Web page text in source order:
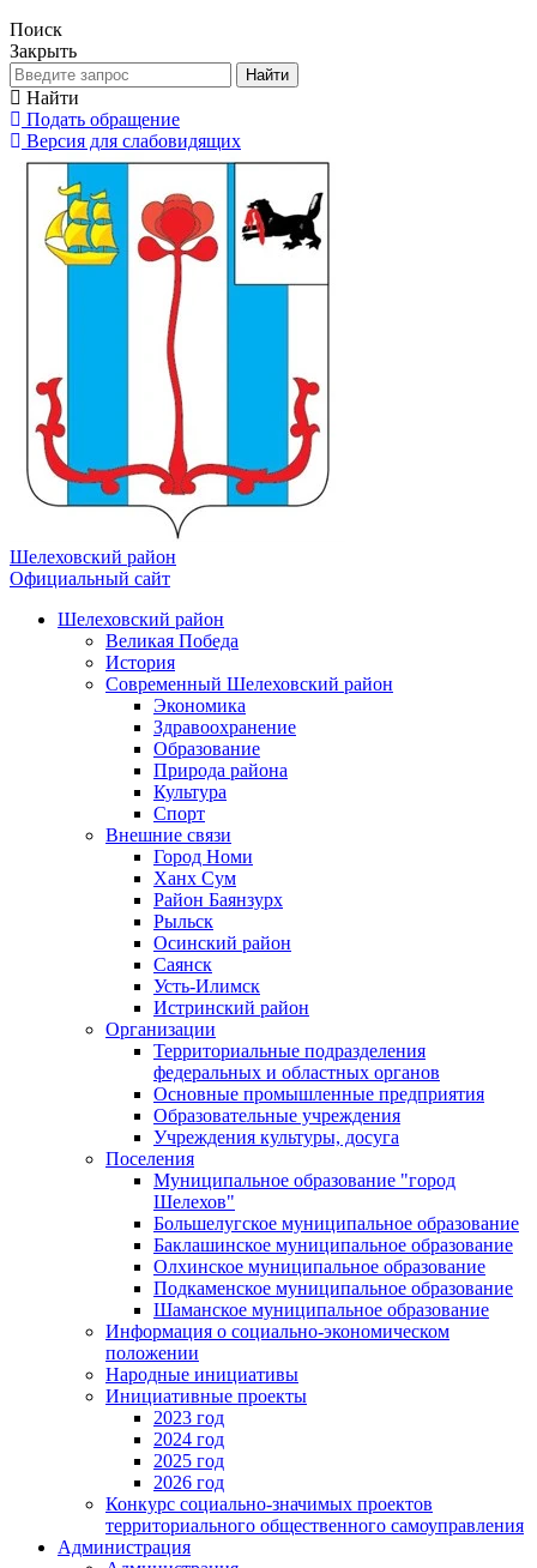
Поиск
Закрыть
Найти
Найти
Подать обращение
Версия для слабовидящих
Шелеховский район
Официальный сайт
Шелеховский район
Великая Победа
История
Современный Шелеховский район
Экономика
Здравоохранение
Образование
Природа района
Культура
Спорт
Внешние связи
Город Номи
Ханх Сум
Район Баянзурх
Рыльск
Осинский район
Саянск
Усть-Илимск
Истринский район
Организации
Территориальные подразделения
федеральных и областных органов
Основные промышленные предприятия
Образовательные учреждения
Учреждения культуры, досуга
Поселения
Муниципальное образование "город
Шелехов"
Большелугское муниципальное образование
Баклашинское муниципальное образование
Олхинское муниципальное образование
Подкаменское муниципальное образование
Шаманское муниципальное образование
Информация о социально-экономическом
положении
Народные инициативы
Инициативные проекты
2023 год
2024 год
2025 год
2026 год
Конкурс социально-значимых проектов
территориального общественного самоуправления
Администрация